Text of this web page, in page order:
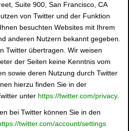
Suite 900, San Francisco, CA
von Twitter und der Funktion
besuchten Websites mit Ihrem
anderen Nutzern bekannt gegeben.
Twitter übertragen. Wir weisen
der Seiten keine Kenntnis vom
sowie deren Nutzung durch Twitter
hierzu finden Sie in der
unter https://twitter.com/privacy.
bei Twitter können Sie in den
twitter.com/account/settings